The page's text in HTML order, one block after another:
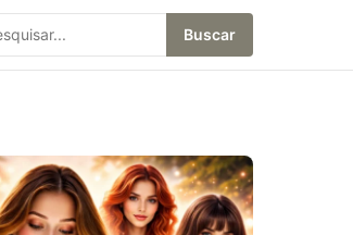
Buscar